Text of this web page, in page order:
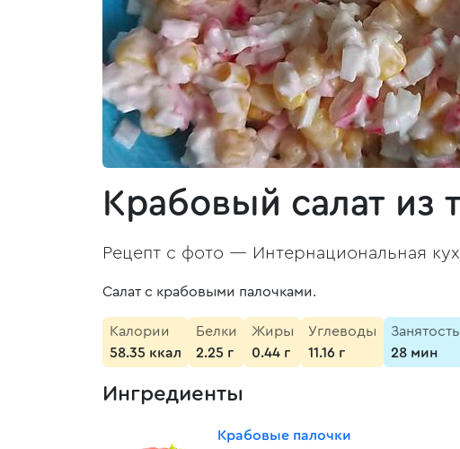
Крабовый салат из
Рецепт с фото — Интернациональная
Салат с крабовыми палочками.
Калории
58.35 ккал
Белки
2.25 г
Жиры
0.44 г
Углеводы
11.16 г
Занятость
28 мин
Ингредиенты
Крабовые палочки